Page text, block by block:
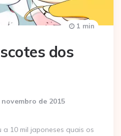
dos
novembro de 2015
1 min
10 mil japoneses quais os